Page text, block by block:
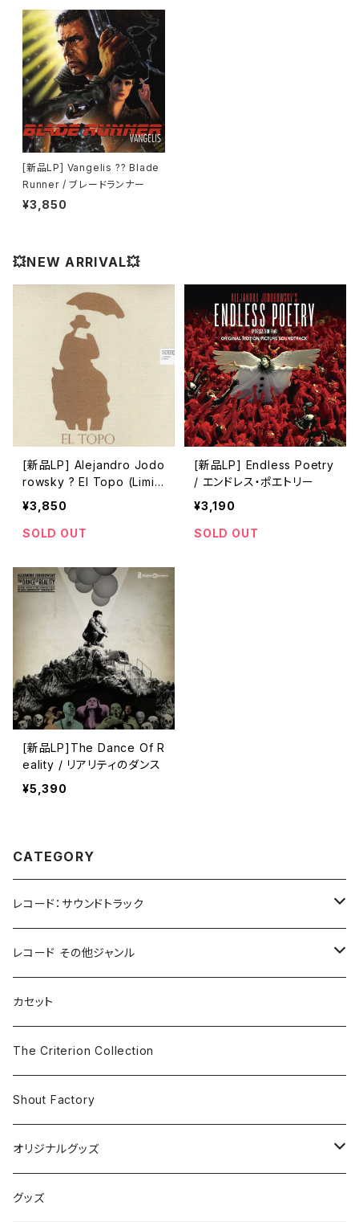
[新品LP] Vangelis ?? Blade
Runner / ブレードランナー
¥3,850
💥NEW ARRIVAL💥
[新品LP] Alejandro Jodo
rowsky ? El Topo (Limit
ed Edition) / エル・トポ
¥3,850
SOLD OUT
[新品LP] Endless Poetry
/ エンドレス・ポエトリー
¥3,190
SOLD OUT
[新品LP]The Dance Of R
eality / リアリティのダンス
¥5,390
CATEGORY
レコード：サウンドトラック
ホラー/スリラー
SF
ドラマ/ロマンス
アクション/クライム
コメディ
ファンタジー/アドベンチャー
レコード その他ジャンル
Rock & Pop
The Smiths
Iron and Wine
Classical
Electronic & Ambient
New Order
Jazz
カセット
The Criterion Collection
Shout Factory
オリジナルグッズ
コーヒー
グッズ